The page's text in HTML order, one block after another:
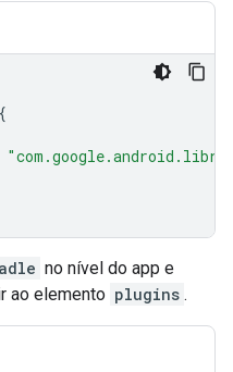
{
no nível do app e
ao elemento plugins .